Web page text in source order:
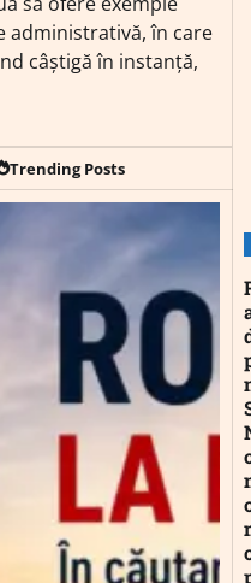
administrativă, în care
câștigă în instanță,
Trending Posts